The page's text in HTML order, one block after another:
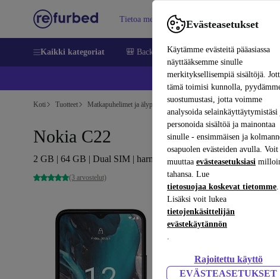
Evästeasetukset
Käytämme evästeitä pääasiassa
näyttääksemme sinulle
merkityksellisempiä sisältöjä.
tämä toimisi kunnolla,
suostumustasi, jotta voimme
analysoida selainkäyttäytymistäsi
personoida sisältöä ja mainontaa
sinulle - ensimmäisen ja
osapuolen evästeiden avulla. Voit
muuttaa evästeasetuksiasi
tahansa. Lue
tietosuojaa koskevat tietomme.
Lisäksi voit lukea
tietojenkäsittelijän
evästekäytännön
.
Rajoitettu käyttö
EVÄSTEASETUKSET
Tietoa meistä Myy Apua
Kaikki kategoriat 🎒 Back to school Matkapuhelimet ja
📱
Koti Tuotteet Matkapuhelimet ja älypuhelimet Nokia-puhelimet
Nokia C22
2 GB | 64 GB | Dual SIM | harmaa
(3 arvostelut)